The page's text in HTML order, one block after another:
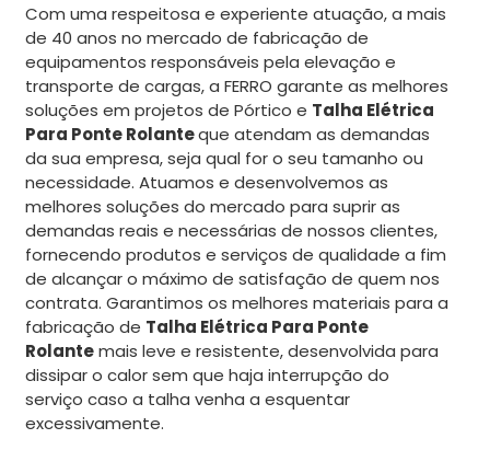
Com uma respeitosa e experiente atuação, a mais
de 40 anos no mercado de fabricação de
equipamentos responsáveis pela elevação e
transporte de cargas, a FERRO garante as melhores
soluções em projetos de Pórtico e Talha Elétrica
Para Ponte Rolanteque atendam as demandas
da sua empresa, seja qual for o seu tamanho ou
necessidade. Atuamos e desenvolvemos as
melhores soluções do mercado para suprir as
demandas reais e necessárias de nossos clientes,
fornecendo produtos e serviços de qualidade a fim
de alcançar o máximo de satisfação de quem nos
contrata. Garantimos os melhores materiais para a
fabricação de Talha Elétrica Para Ponte
Rolantemais leve e resistente, desenvolvida para
dissipar o calor sem que haja interrupção do
serviço caso a talha venha a esquentar
excessivamente.